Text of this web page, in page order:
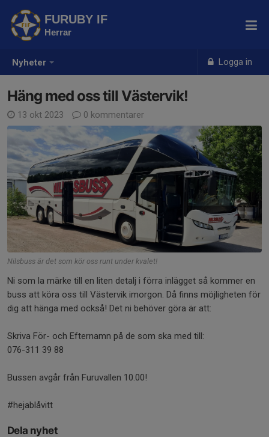
Nyheter Logga in
FURUBY IF
Herrar
Häng med oss till Västervik!
13 okt 2023 0 kommentarer
Nilsbuss är det som kör oss runt under kvalet!
Ni som la märke till en liten detalj i förra inlägget så kommer en
buss att köra oss till Västervik imorgon. Då finns möjligheten för
dig att hänga med också! Det ni behöver göra är att:
Skriva För- och Efternamn på de som ska med till:
076-311 39 88
Bussen avgår från Furuvallen 10.00!
#hejablåvitt
Dela nyhet